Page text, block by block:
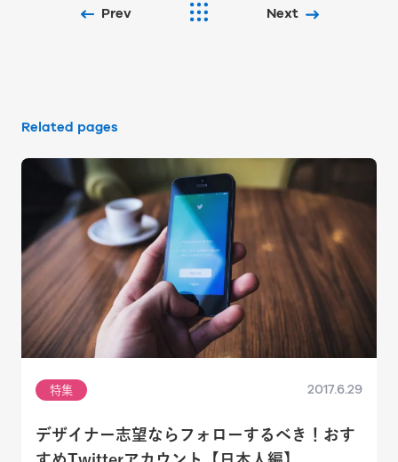
Prev Next
Related pages
特集 2017.6.29
デザイナー志望ならフォローするべき！おす